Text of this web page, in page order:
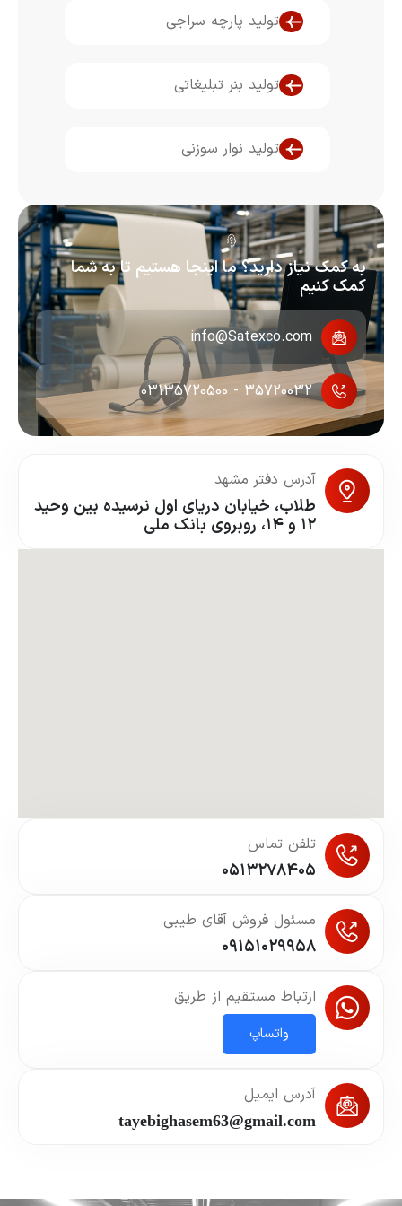
تولید پارچه سراجی
تولید بنر تبلیغاتی
تولید نوار سوزنی
کمک نیاز دارید؟ ما اینجا هستیم تا به شما
کنیم
info@Satexco.com
35720032 - 03135720500
آدرس دفتر مشهد
طلاب، خیابان دریای اول نرسیده بین وحید
تلفن تماس
۰۵۱۳۲۷۸۴۰۵
مسئول فروش آقای طیبی
۰۹۱۵۱۰۲۹۹۵۸
ارتباط مستقیم از طریق
واتساپ
آدرس ایمیل
tayebighasem63@gmail.com